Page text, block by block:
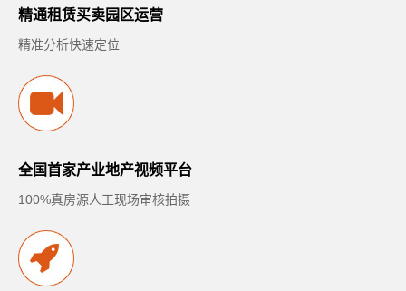
精通租赁买卖园区运营
精准分析快速定位
全国首家产业地产视频平台
100%真房源人工现场审核拍摄